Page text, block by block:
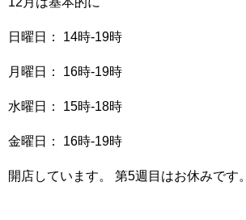
日曜日： 14時-19時
月曜日： 16時-19時
水曜日： 15時-18時
金曜日： 16時-19時
開店しています。 第5週目はお休みです。